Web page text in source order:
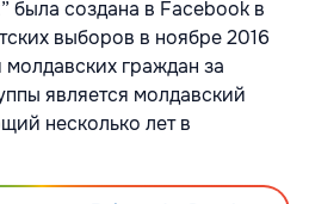
была создана в Facebook в
выборов в ноябре 2016
граждан за
является молдавский
несколько лет в